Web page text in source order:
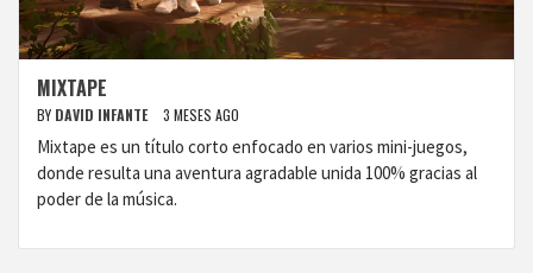
MIXTAPE
BY DAVID INFANTE 3 MESES AGO
Mixtape es un título corto enfocado en varios mini-juegos,
donde resulta una aventura agradable unida 100% gracias al
poder de la música.